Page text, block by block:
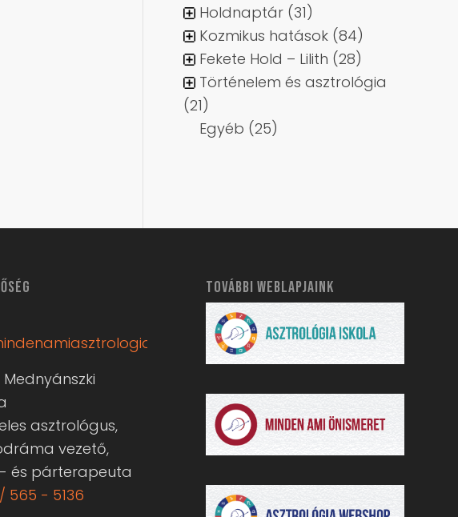
Holdnaptár (31)
Kozmikus hatások (84)
Fekete Hold – Lilith (28)
Történelem és asztrológia
(21)
Egyéb (25)
asztrológus,
vezető,
és párterapeuta
565 - 5136
TOVÁBBI WEBLAPJAINK